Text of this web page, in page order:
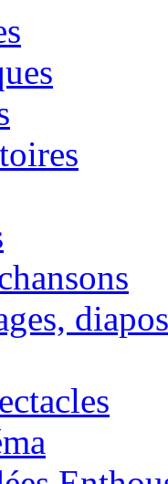
diapos